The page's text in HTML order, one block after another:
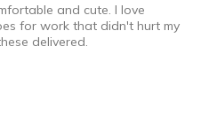
and cute. I love
for work that didn't hurt my
delivered.